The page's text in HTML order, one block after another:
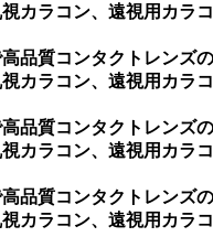
カラコン、遠視用カラ
品質コンタクトレンズ
カラコン、遠視用カラ
品質コンタクトレンズ
カラコン、遠視用カラ
品質コンタクトレンズ
カラコン、遠視用カラ